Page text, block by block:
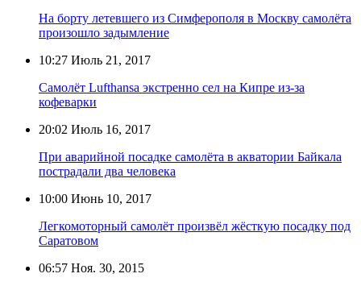
На борту летевшего из Симферополя в Москву самолёта
произошло задымление
10:27 Июль 21, 2017
Самолёт Lufthansa экстренно сел на Кипре из-за
кофеварки
20:02 Июль 16, 2017
При аварийной посадке самолёта в акватории Байкала
пострадали два человека
10:00 Июнь 10, 2017
Легкомоторный самолёт произвёл жёсткую посадку под
Саратовом
06:57 Ноя. 30, 2015